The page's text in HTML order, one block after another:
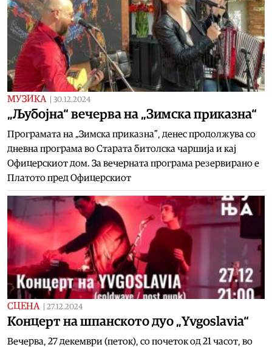
МУЗИКА 30.12.2024
„Љубојна“ вечерва на „Зимска приказна“
Програмата на „Зимска приказна”, денес продолжува со
дневна програма во Старата битолска чаршија и кај
Офицерскиот дом. За вечерната програма резервирано е
Платото пред Офицерскиот
СЦЕНА 27.12.2024
Концерт на шпанското дуо „Yvgoslavia“
Вечерва, 27 декември (петок), со почеток од 21 часот, во